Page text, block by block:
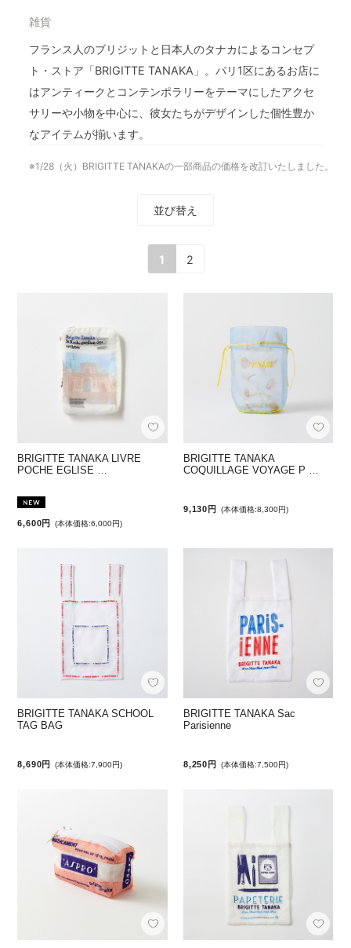
雑貨
フランス人のブリジットと日本人のタナカによるコンセプ
ト・ストア「BRIGITTE TANAKA」。パリ1区にあるお店に
はアンティークとコンテンポラリーをテーマにしたアクセ
サリーや小物を中心に、彼女たちがデザインした個性豊か
なアイテムが揃います。
※1/28（火）BRIGITTE TANAKAの一部商品の価格を改訂いたしました。
並び替え
1 2
BRIGITTE TANAKA LIVRE
POCHE EGLISE …
6,600円 (本体価格:6,000円)
BRIGITTE TANAKA
COQUILLAGE VOYAGE P …
9,130円 (本体価格:8,300円)
BRIGITTE TANAKA SCHOOL
TAG BAG
8,690円 (本体価格:7,900円)
BRIGITTE TANAKA Sac
Parisienne
8,250円 (本体価格:7,500円)